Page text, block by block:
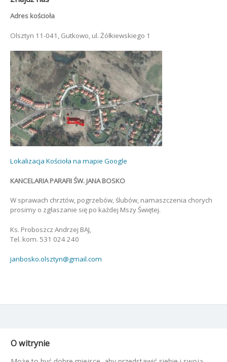
Adres kościoła
Olsztyn 11-041, Gutkowo, ul. Żółkiewskiego 1
Lokalizacja Kościoła na mapie Google
KANCELARIA PARAFII ŚW. JANA BOSKO
W sprawach chrztów, pogrzebów, ślubów, namaszczenia chorych
prosimy o zgłaszanie się po każdej Mszy Świętej.
Ks. Proboszcz Andrzej BAJ,
Tel. kom. 531 024 240
janbosko.olsztyn@gmail.com
O witrynie